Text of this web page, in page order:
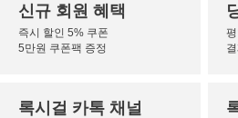
신규 회원 혜택
즉시 할인 5% 쿠폰
5만원 쿠폰팩 증정
록시걸 카톡 채널